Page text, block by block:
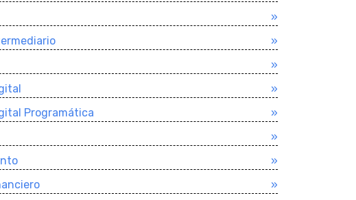
»
»
»
»
Programática
»
»
»
»